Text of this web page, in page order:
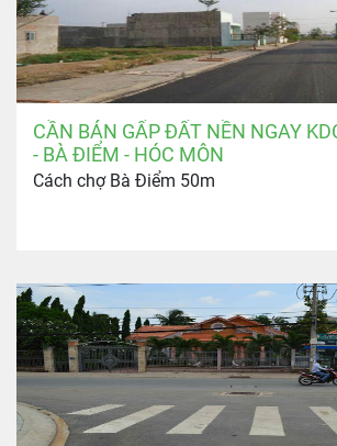
CẦN BÁN GẤP ĐẤT NỀN NGAY
- BÀ ĐIỂM - HÓC MÔN
Cách chợ Bà Điểm 50m